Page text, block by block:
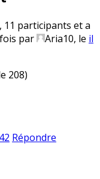
11 participants et a
par
Aria10, le il
208)
Répondre